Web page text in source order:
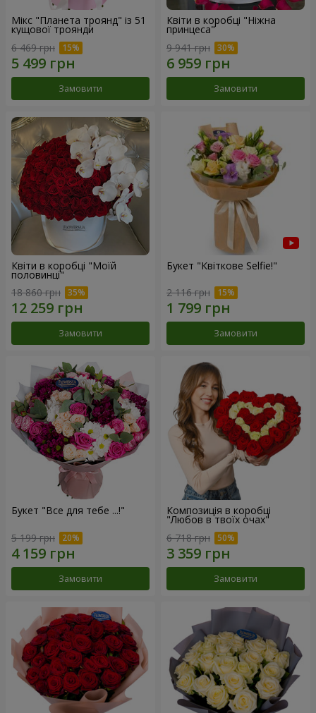
Мікс "Планета троянд" із 51
кущової троянди
6 469 грн
Замовити
Квіти в коробці "Ніжна
принцеса"
9 941 грн
Замовити
Квіти в коробці "Моїй
половинці"
18 860 грн
Замовити
Букет "Квіткове Selfie!"
2 116 грн
Замовити
Букет "Все для тебе ...!"
5 199 грн
Замовити
Композиція в коробці
"Любов в твоїх очах"
6 718 грн
Замовити